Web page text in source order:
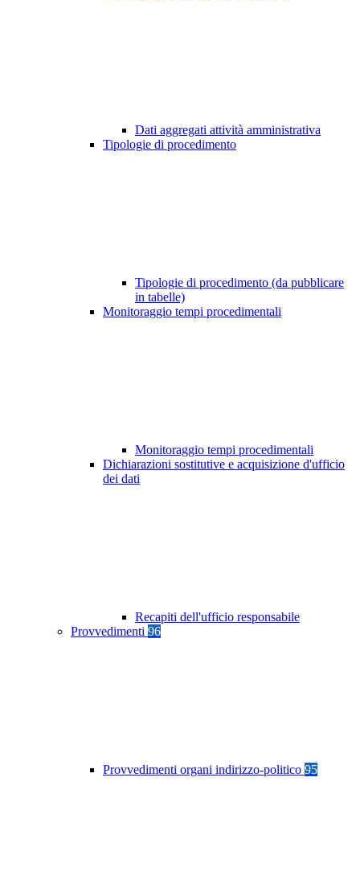
Dati aggregati attività amministrativa
Tipologie di procedimento
Tipologie di procedimento (da pubblicare
in tabelle)
Monitoraggio tempi procedimentali
Monitoraggio tempi procedimentali
Dichiarazioni sostitutive e acquisizione d'ufficio
dei dati
Recapiti dell'ufficio responsabile
Provvedimenti 96
Provvedimenti organi indirizzo-politico 95